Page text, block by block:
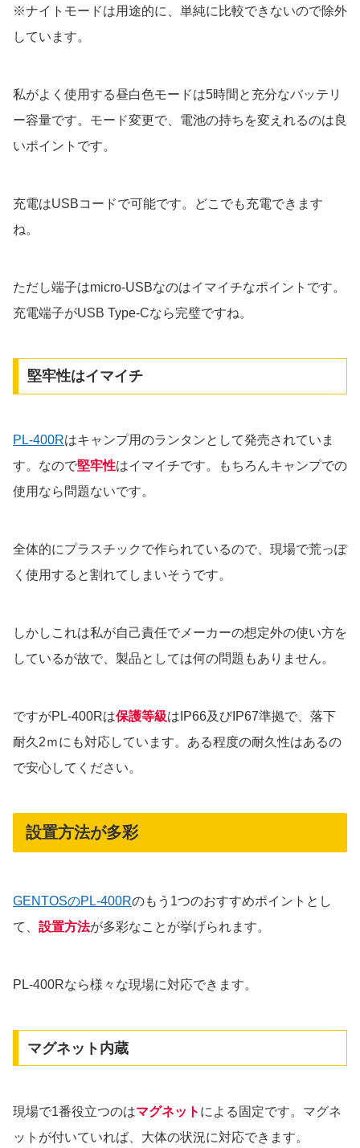
※ナイトモードは用途的に、単純に比較できないので除外
しています。
私がよく使用する昼白色モードは5時間と充分なバッテリ
ー容量です。モード変更で、電池の持ちを変えれるのは良
いポイントです。
充電はUSBコードで可能です。どこでも充電できます
ね。
ただし端子はmicro-USBなのはイマイチなポイントです。
充電端子がUSB Type-Cなら完璧ですね。
堅牢性はイマイチ
PL-400Rはキャンプ用のランタンとして発売されていま
す。なので堅牢性はイマイチです。もちろんキャンプでの
使用なら問題ないです。
全体的にプラスチックで作られているので、現場で荒っぽ
く使用すると割れてしまいそうです。
しかしこれは私が自己責任でメーカーの想定外の使い方を
しているが故で、製品としては何の問題もありません。
ですがPL-400Rは保護等級はIP66及びIP67準拠で、落下
耐久2ｍにも対応しています。ある程度の耐久性はあるの
で安心してください。
設置方法が多彩
GENTOSのPL-400Rのもう1つのおすすめポイントとし
て、 設置方法が多彩なことが挙げられます。
PL-400Rなら様々な現場に対応できます。
マグネット内蔵
現場で1番役立つのはマグネット による固定です。マグネ
ットが付いていれば、大体の状況に対応できます。